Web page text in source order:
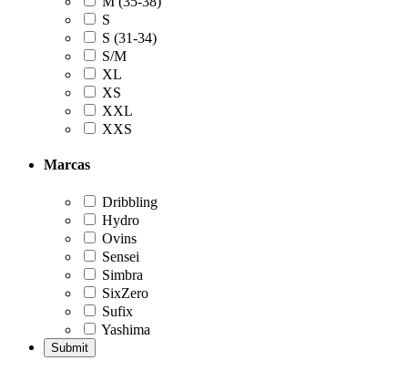
S
S (31-34)
S/M
XL
XS
XXL
XXS
Marcas
Dribbling
Hydro
Ovins
Sensei
Simbra
SixZero
Sufix
Yashima